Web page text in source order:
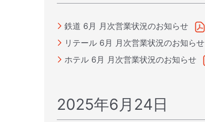
鉄道 6月 月次営業状況のお知らせ
リテール 6月 月次営業状況のお知らせ
ホテル 6月 月次営業状況のお知らせ
2025年6月24日